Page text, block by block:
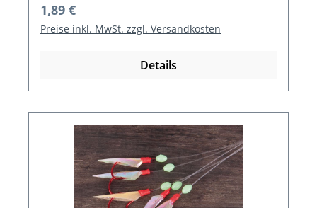
Regulärer Preis:
1,89 €
Preise inkl. MwSt. zzgl. Versandkosten
Details